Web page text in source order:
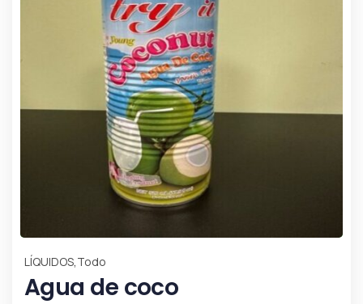
LÍQUIDOS,Todo
Agua de coco